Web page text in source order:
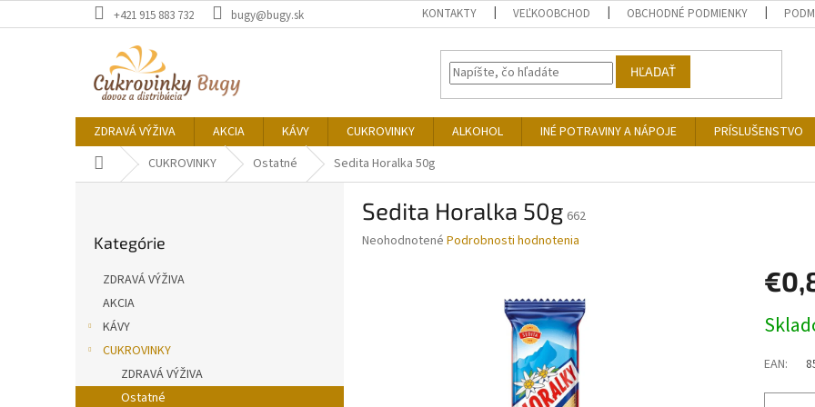
na
+421 915 883 732 bugy@bugy.sk KONTAKTY VEĽKOOBCHOD OBCHODNÉ PODMIENKY
HĽADAŤ
ZDRAVÁ VÝŽIVA AKCIA KÁVY CUKROVINKY ALKOHOL INÉ POTRAVINY A NÁPOJE PRÍSLUŠENSTVO
Domov CUKROVINKY Ostatné Sedita Horalka 50g
kategórie
Kategórie
ZDRAVÁ VÝŽIVA
AKCIA
KÁVY
CUKROVINKY
ZDRAVÁ VÝŽIVA
Ostatné
Sedita Horalka 50g 662
Priemerné
Neohodnotené Podrobnosti hodnotenia
cena:
EAN: